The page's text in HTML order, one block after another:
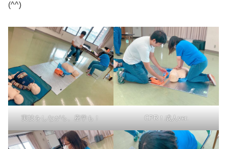
(^^)
実技をしながら、座学も！ CPR！成人ver.